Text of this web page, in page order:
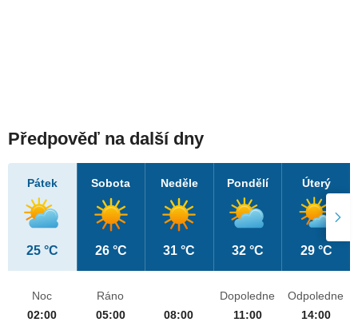
Předpověď na další dny
Pátek
25 °C
Sobota
26 °C
Neděle
31 °C
Pondělí
32 °C
Úterý
29 °C
Noc
02:00
Ráno
05:00
08:00
Dopoledne
11:00
Odpoledne
14:00